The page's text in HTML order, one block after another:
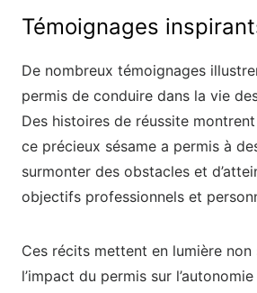
Témoignages
De nombreux témoignages
permis de conduire dans la vie
Des histoires de réussite
ce précieux sésame a permis à
surmonter des obstacles et
objectifs professionnels et
Ces récits mettent en lumière non
l’impact du permis sur